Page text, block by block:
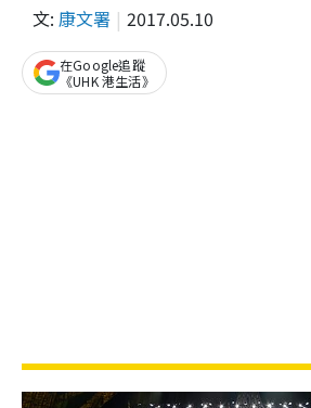
文: 康文署 2017.05.10
在Google追蹤
《UHK 港生活》